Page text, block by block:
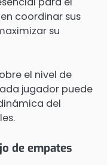
coordinar sus
su
el nivel de
jugador puede
del
de empates